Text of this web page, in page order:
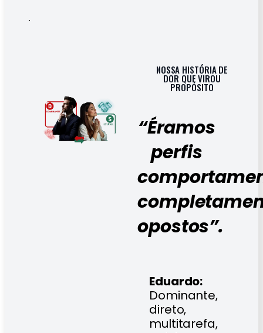
.
NOSSA HISTÓRIA DE
DOR QUE VIROU
PROPÓSITO
“Éramos
perfis
opostos”.
Eduardo:
Dominante,
direto,
multitarefa,